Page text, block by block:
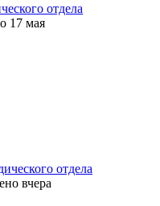
отдела
17 мая
отдела
вчера